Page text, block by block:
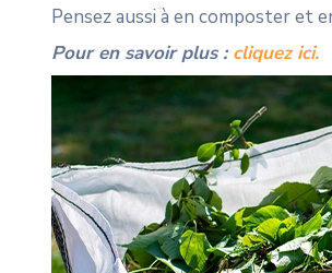
Pensez aussi à en composter et
Pour en savoir plus :cliquez ici.